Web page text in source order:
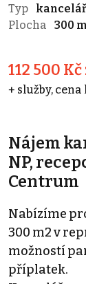
Typ
Plocha
300
112 500
+ služby,
Nájem
NP,
Centrum
Nabízíme
300 m2 v
možností
příplatek.